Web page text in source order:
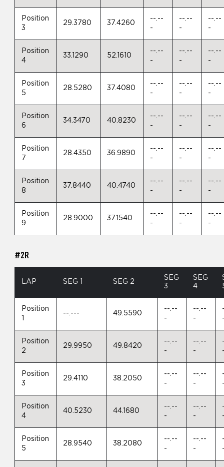
Position
3
29.3780 37.4260
--.--
-
--.--
-
--.--
-
Position
4
33.1290 52.1610
--.--
-
--.--
-
--.--
-
Position
5
28.5280 37.4080
--.--
-
--.--
-
--.--
-
Position
6
34.3470 40.8230
--.--
-
--.--
-
--.--
-
Position
7
28.4350 36.9890
--.--
-
--.--
-
--.--
-
Position
8
37.8440 40.4740
--.--
-
--.--
-
--.--
-
Position
9
28.9000 37.1540
--.--
-
--.--
-
--.--
-
#2R
LAP SEG 1 SEG 2
SEG
3
SEG
4
Position
1
--.--- 49.5590
--.--
-
--.--
-
Position
2
29.9950 49.8420
--.--
-
--.--
-
Position
3
29.4110 38.2050
--.--
-
--.--
-
Position
4
40.5230 44.1680
--.--
-
--.--
-
Position
5
28.9540 38.2080
--.--
-
--.--
-